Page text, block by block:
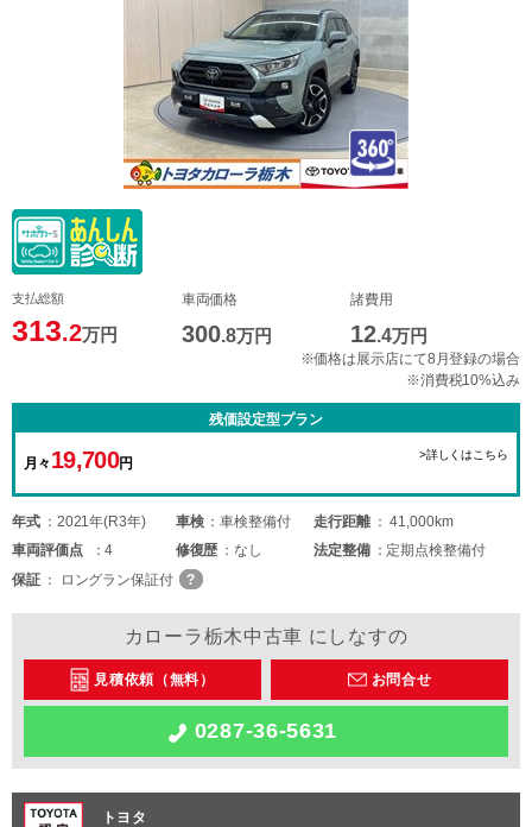
支払総額
313.2万円
車両価格
300.8万円
諸費用
12.4万円
※価格は展示店にて8月登録の場合
※消費税10%込み
残価設定型プラン
月々 19,700円
>詳しくはこちら
年式 2021年(R3年) 車検 車検整備付 走行距離
41,000km
車両評価点 4 修復歴 なし 法定整備
定期点検整備付
保証
ロングラン保証付
カローラ栃木中古車 にしなすの
見積依頼（無料） お問合せ
0287-36-5631
トヨタ